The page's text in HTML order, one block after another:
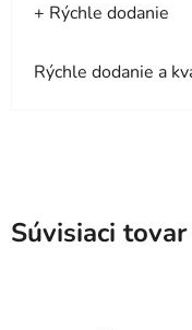
+ Rýchle dodanie
Rýchle dodanie a
Súvisiaci tovar